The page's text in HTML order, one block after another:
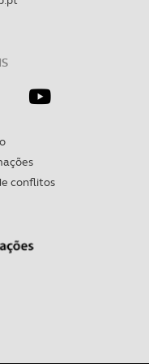
tipo de Cookies e
conflitos